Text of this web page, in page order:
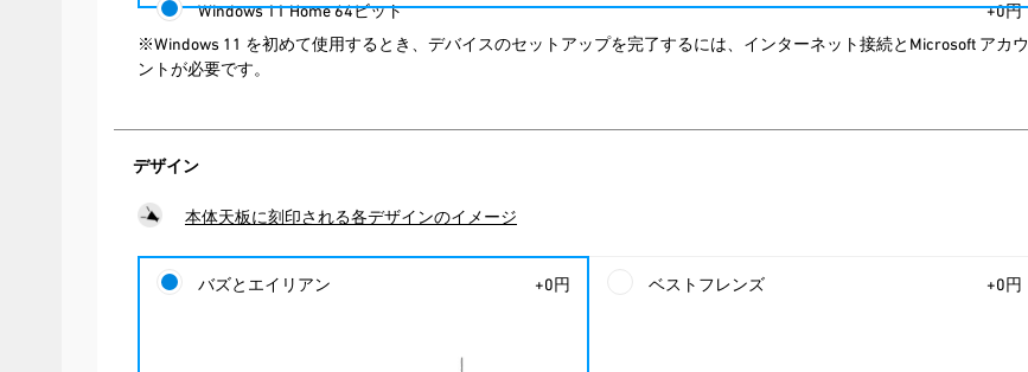
Windows 11 Home 64ビット
+0円
※Windows 11 を初めて使用するとき、デバイスのセットアップを完了するには、インターネット接続とMicrosoft アカウ
ントが必要です。
デザイン
本体天板に刻印される各デザインのイメージ
バズとエイリアン +0円 ベストフレンズ +0円